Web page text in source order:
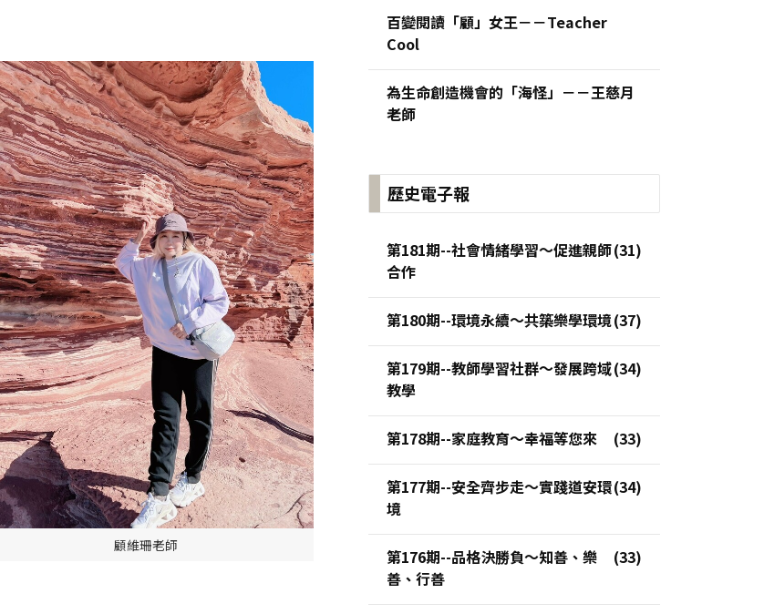
顧維珊老師
百變閱讀「顧」女王－－Teacher
Cool
為生命創造機會的「海怪」－－王慈月
老師
歷史電子報
第181期--社會情緒學習～促進親師
合作
第180期--環境永續～共築樂學環境
第179期--教師學習社群～發展跨域
教學
第178期--家庭教育～幸福等您來
第177期--安全齊步走～實踐道安環
境
第176期--品格決勝負～知善、樂
善、行善